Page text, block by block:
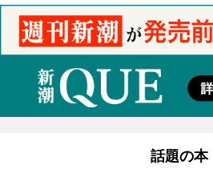
話題の本